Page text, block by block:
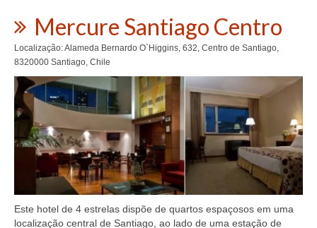
Mercure Santiago Centro
Localização: Alameda Bernardo O`Higgins, 632, Centro de Santiago,
8320000 Santiago, Chile
Este hotel de 4 estrelas dispõe de quartos espaçosos em uma
localização central de Santiago, ao lado de uma estação de